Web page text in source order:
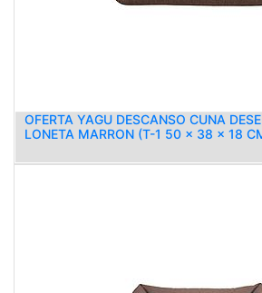
OFERTA YAGU DESCANSO CUNA
LONETA MARRON (T-1 50 x 38 x 18